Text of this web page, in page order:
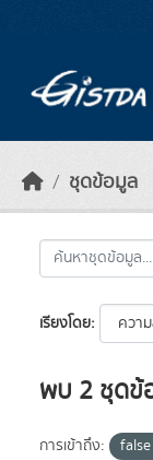
ชุดข้อมูล
เรียงโดย
พบ 2 ชุดข้
การเข้าถึง: false